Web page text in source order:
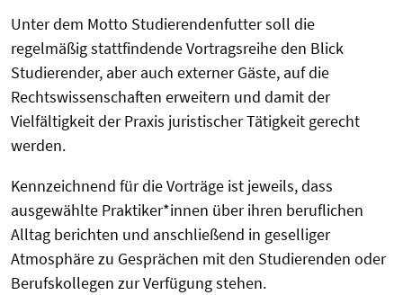
Unter dem Motto Studierendenfutter soll die
regelmäßig stattfindende Vortragsreihe den Blick
Studierender, aber auch externer Gäste, auf die
Rechtswissenschaften erweitern und damit der
Vielfältigkeit der Praxis juristischer Tätigkeit gerecht
werden.
Kennzeichnend für die Vorträge ist jeweils, dass
ausgewählte Praktiker*innen über ihren beruflichen
Alltag berichten und anschließend in geselliger
Atmosphäre zu Gesprächen mit den Studierenden oder
Berufskollegen zur Verfügung stehen.